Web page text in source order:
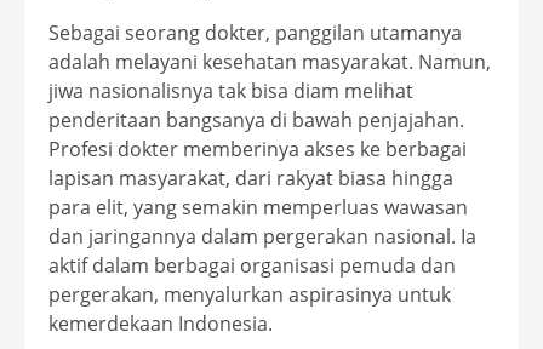
Sebagai seorang dokter, panggilan utamanya
adalah melayani kesehatan masyarakat. Namun,
jiwa nasionalisnya tak bisa diam melihat
penderitaan bangsanya di bawah penjajahan.
Profesi dokter memberinya akses ke berbagai
lapisan masyarakat, dari rakyat biasa hingga
para elit, yang semakin memperluas wawasan
dan jaringannya dalam pergerakan nasional. Ia
aktif dalam berbagai organisasi pemuda dan
pergerakan, menyalurkan aspirasinya untuk
kemerdekaan Indonesia.